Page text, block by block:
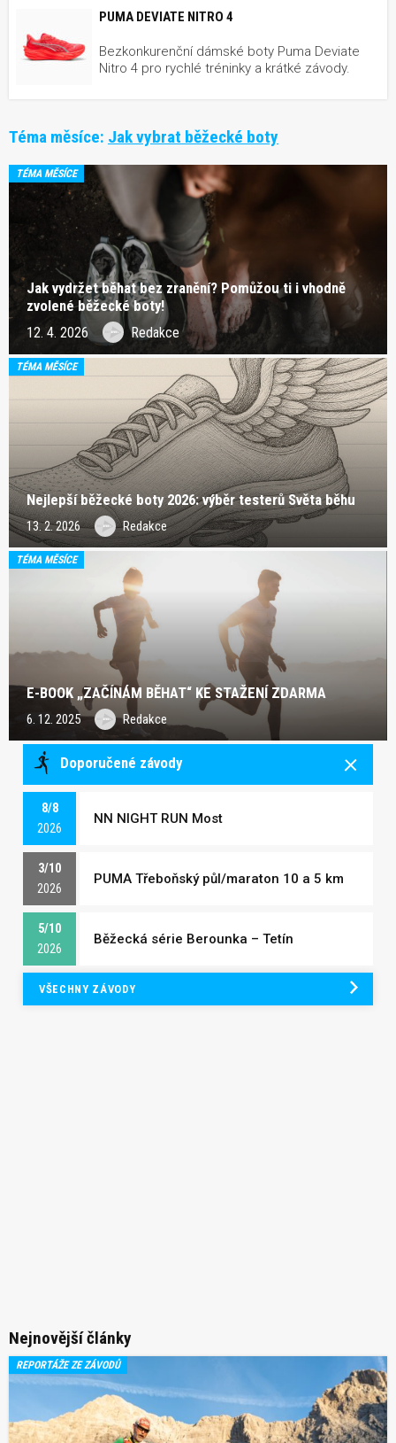
PUMA DEVIATE NITRO 4
Bezkonkurenční dámské boty Puma Deviate
Nitro 4 pro rychlé tréninky a krátké závody.
Téma měsíce: Jak vybrat běžecké boty
TÉMA MĚSÍCE
Jak vydržet běhat bez zranění? Pomůžou ti i vhodně
zvolené běžecké boty!
12. 4. 2026 Redakce
TÉMA MĚSÍCE
Nejlepší běžecké boty 2026: výběr testerů Světa běhu
13. 2. 2026 Redakce
TÉMA MĚSÍCE
E-BOOK „ZAČÍNÁM BĚHAT“ KE STAŽENÍ ZDARMA
6. 12. 2025 Redakce
Doporučené závody
8/8
2026
NN NIGHT RUN Most
3/10
2026
PUMA Třeboňský půl/maraton 10 a 5 km
5/10
2026
Běžecká série Berounka – Tetín
VŠECHNY ZÁVODY
Nejnovější články
REPORTÁŽE ZE ZÁVODŮ